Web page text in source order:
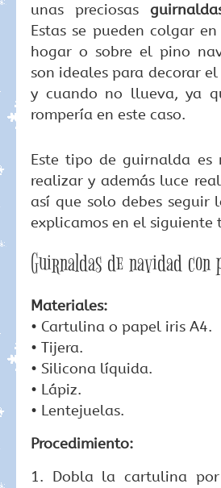
unas preciosas
Estas se pueden colgar
hogar o sobre el pino
son ideales para decorar
y cuando no llueva, ya
rompería en este caso.
Este tipo de guirnalda es
realizar y además luce
así que solo debes seguir
explicamos en el siguiente
Guirnaldas de navidad con
Materiales:
• Cartulina o papel iris A4.
• Tijera.
• Silicona líquida.
• Lápiz.
• Lentejuelas.
Procedimiento:
1. Dobla la cartulina